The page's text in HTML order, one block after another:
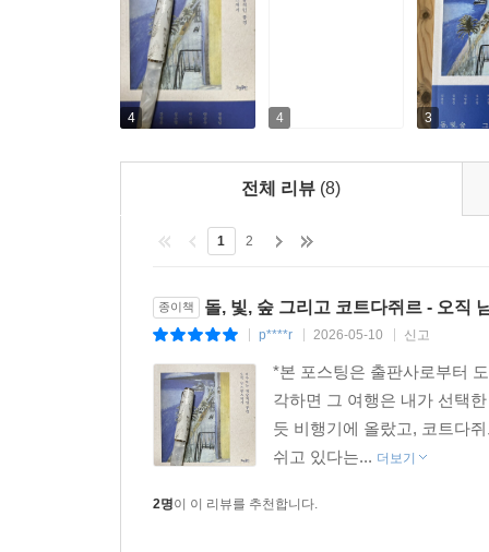
4 4 3
전체 리뷰 (8)
1 2
종이책 돌, 빛, 숲 그리고 코트다쥐르 - 오직
p****r 2026-05-10 신고
*본 포스팅은 출판사로부터
각하면 그 여행은 내가 선택
듯 비행기에 올랐고, 코트다
쉬고 있다는... 더보기
2명이 이 리뷰를 추천합니다.